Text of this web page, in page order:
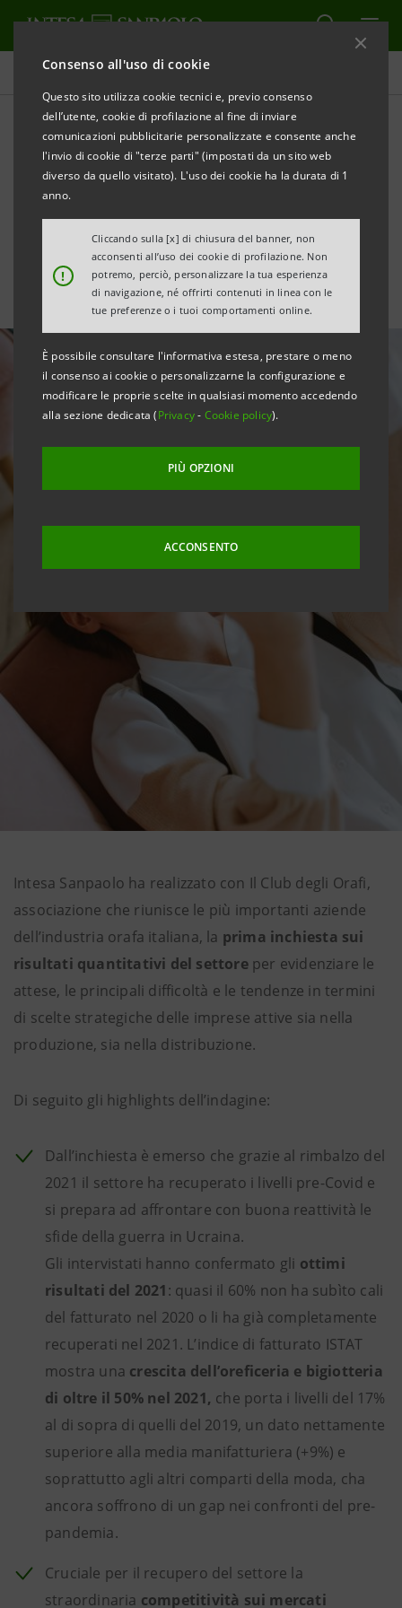
Consenso all'uso di cookie
Questo sito utilizza cookie tecnici e, previo consenso
dell’utente, cookie di profilazione al fine di inviare
comunicazioni pubblicitarie personalizzate e consente anche
l'invio di cookie di "terze parti" (impostati da un sito web
diverso da quello visitato). L'uso dei cookie ha la durata di 1
anno.
!
Cliccando sulla [x] di chiusura del banner, non
acconsenti all’uso dei cookie di profilazione. Non
potremo, perciò, personalizzare la tua esperienza
di navigazione, né offrirti contenuti in linea con le
tue preferenze o i tuoi comportamenti online.
È possibile consultare l'informativa estesa, prestare o meno
il consenso ai cookie o personalizzarne la configurazione e
modificare le proprie scelte in qualsiasi momento accedendo
alla sezione dedicata (Privacy- Cookie policy).
PIÙ OPZIONI
ACCONSENTO
Area Media
Il settore orafo recupera
dopo la pandemia e si
prepara alle nuove sfide
Intesa Sanpaolo ha realizzato con Il Club degli Orafi,
associazione che riunisce le più importanti aziende
dell’industria orafa italiana, la prima inchiesta sui
risultati quantitativi del settoreper evidenziare le
attese, le principali difficoltà e le tendenze in termini
di scelte strategiche delle imprese attive sia nella
produzione, sia nella distribuzione.
Di seguito gli highlights dell’indagine:
Dall’inchiesta è emerso che grazie al rimbalzo del
2021 il settore ha recuperato i livelli pre-Covid e
si prepara ad affrontare con buona reattività le
sfide della guerra in Ucraina.
Gli intervistati hanno confermato gli ottimi
risultati del 2021: quasi il 60% non ha subìto cali
del fatturato nel 2020 o li ha già completamente
recuperati nel 2021. L’indice di fatturato ISTAT
mostra una crescita dell’oreficeria e bigiotteria
di oltre il 50% nel 2021, che porta i livelli del 17%
al di sopra di quelli del 2019, un dato nettamente
superiore alla media manifatturiera (+9%) e
soprattutto agli altri comparti della moda, cha
ancora soffrono di un gap nei confronti del pre-
pandemia.
Cruciale per il recupero del settore la
straordinaria competitività sui mercati